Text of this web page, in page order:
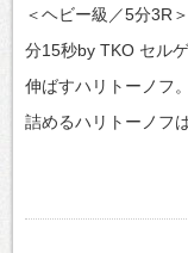
＜ヘビー級／5分3R
分15秒by TKO セル
伸ばすハリトーノフ
詰めるハリトーノフ